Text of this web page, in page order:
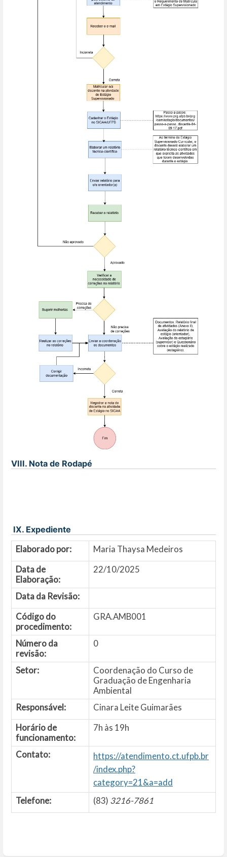
VIII. Nota de Rodapé
IX. Expediente
Elaborado por:
Maria Thaysa Medeiros
Data de
Elaboração:
22/10/2025
Data da Revisão:
Código do
procedimento:
GRA.AMB001
Número da
revisão:
0
Setor:
Coordenação do Curso de
Graduação de Engenharia
Ambiental
Responsável:
Cinara Leite Guimarães
Horário de
funcionamento:
7h às 19h
Contato:
https://atendimento.ct.ufpb.br
/index.php?
category=21&a=add
Telefone:
(83) 3216-7861